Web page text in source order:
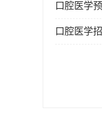
口腔医学
口腔医学